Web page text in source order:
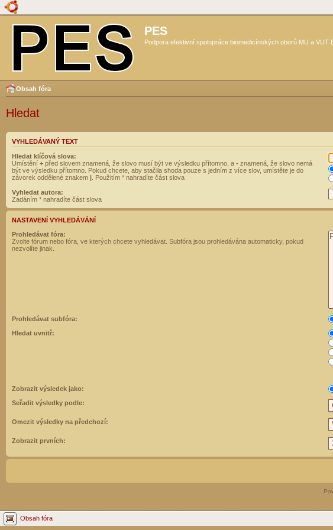
PES
Podpora efektivní spolupráce biomedicínských oborů MU a
Obsah fóra
Hledat
VYHLEDÁVANÝ TEXT
Hledat klíčová slova:
Umístění + před slovem znamená, že slovo musí být ve výsledku přítomno, a - znamená, že slovo nemá
být ve výsledku přítomno. Pokud chcete, aby stačila shoda pouze s jedním z více slov, umístěte je do
závorek oddělené znakem | . Použitím * nahradíte část slova
Vyhledat autora:
Zadáním * nahradíte část slova
NASTAVENÍ VYHLEDÁVÁNÍ
Prohledávat fóra:
Zvolte fórum nebo fóra, ve kterých chcete vyhledávat. Subfóra jsou prohledávána automaticky, pokud
nezvolíte jinak.
Prohledávat subfóra:
Hledat uvnitř:
Zobrazit výsledek jako:
Seřadit výsledky podle:
Omezit výsledky na předchozí:
Zobrazit prvních:
Obsah fóra